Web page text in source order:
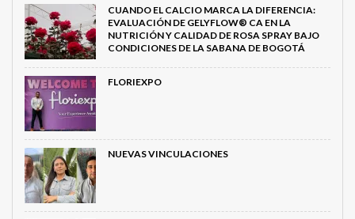
CUANDO EL CALCIO MARCA LA DIFERENCIA:
EVALUACIÓN DE GELYFLOW® CA EN LA
NUTRICIÓN Y CALIDAD DE ROSA SPRAY BAJO
CONDICIONES DE LA SABANA DE BOGOTÁ
FLORIEXPO
NUEVAS VINCULACIONES